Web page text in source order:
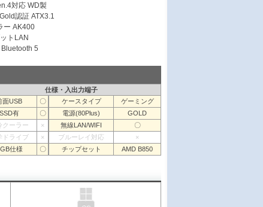
対応 WD製
認証 ATX3.1
ー AK400
トLAN
5
仕様・入出力端子
面USB 〇 ケースタイプ
ゲーミング
SSD有 〇 電源(80Plus)
GOLD
クーラー × 無線LAN/WIFI
〇
ドライブ × ブルーレイ対応
×
仕様 〇 チップセット AMD B850